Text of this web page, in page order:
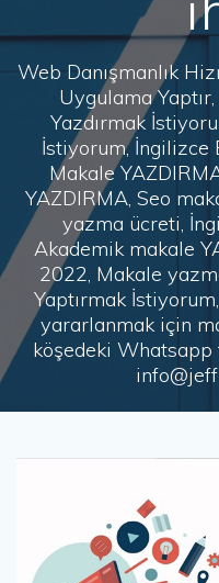
Web Danışmanlık
Uygulama
Yazdırmak
İstiyorum, İngilizce
Makale
YAZDIRMA, Seo
yazma ücreti,
Akademik makale
2022, Makale
Yaptırmak
yararlanmak için
köşedeki